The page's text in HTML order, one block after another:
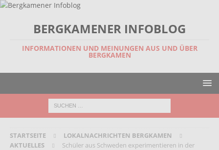
BERGKAMENER INFOBLOG
INFORMATIONEN UND MEINUNGEN AUS UND ÜBER
BERGKAMEN
STARTSEITE
LOKALNACHRICHTEN BERGKAMEN
AKTUELLES
Schüler aus Schweden experimentieren in der